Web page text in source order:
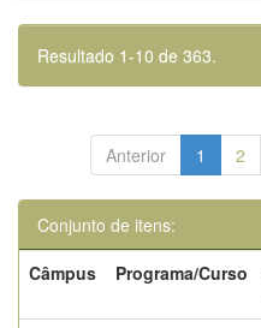
Resultado 1-10 de 363.
Anterior 1 2
Conjunto de itens:
Câmpus
Programa/Curso